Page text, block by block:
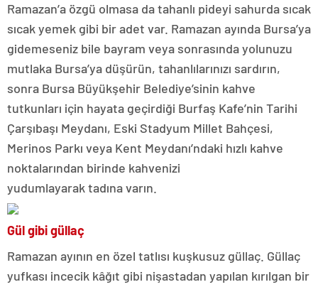
Ramazan’a özgü olmasa da tahanlı pideyi sahurda sıcak
sıcak yemek gibi bir adet var. Ramazan ayında Bursa’ya
gidemeseniz bile bayram veya sonrasında yolunuzu
mutlaka Bursa’ya düşürün, tahanlılarınızı sardırın,
sonra Bursa Büyükşehir Belediye’sinin kahve
tutkunları için hayata geçirdiği Burfaş Kafe’nin Tarihi
Çarşıbaşı Meydanı, Eski Stadyum Millet Bahçesi,
Merinos Parkı veya Kent Meydanı’ndaki hızlı kahve
noktalarından birinde kahvenizi
yudumlayarak tadına varın.
Gül gibi güllaç
Ramazan ayının en özel tatlısı kuşkusuz güllaç. Güllaç
yufkası incecik kâğıt gibi nişastadan yapılan kırılgan bir